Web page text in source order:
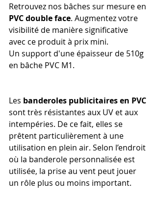
Retrouvez nos bâches sur mesure en
PVC double face. Augmentez votre
visibilité de manière significative
avec ce produit à prix mini.
Un support d'une épaisseur de 510g
en bâche PVC M1.
Les banderoles publicitaires en PVC
sont très résistantes aux UV et aux
intempéries. De ce fait, elles se
prêtent particulièrement à une
utilisation en plein air. Selon l’endroit
où la banderole personnalisée est
utilisée, la prise au vent peut jouer
un rôle plus ou moins important.